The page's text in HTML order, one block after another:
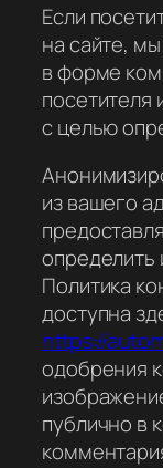
Если
на сайте,
в форме
с целью
из вашего
определить
Политика
доступна
https://
одобрения
публично в